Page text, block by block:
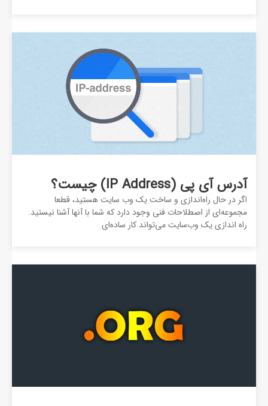
آدرس آی پی (IP Address) چیست؟
اگر در حال راه‌اندازی و ساخت یک وب سایت هستید، قطعا
مجموعه‌ای از اصطلاحات فنی وجود دارد که شما با آنها آشنا نیستید.
راه اندازی یک وب‌سایت می‌تواند کار ساده‌ای